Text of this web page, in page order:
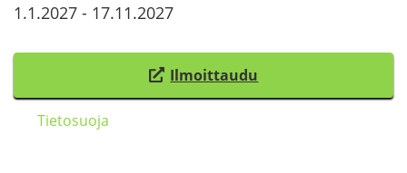
1.1.2027- 17.11.2027
Il­moit­tau­du
(
Tie­to­suo­ja